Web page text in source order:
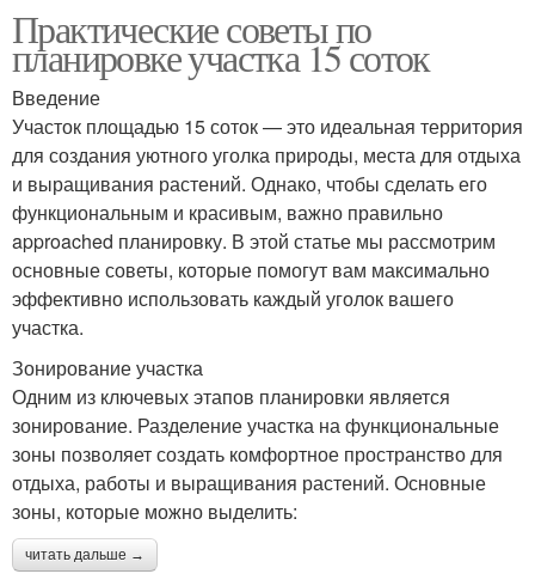
Практические советы по
планировке участка 15 соток
Введение
Участок площадью 15 соток — это идеальная территория
для создания уютного уголка природы, места для отдыха
и выращивания растений. Однако, чтобы сделать его
функциональным и красивым, важно правильно
approached планировку. В этой статье мы рассмотрим
основные советы, которые помогут вам максимально
эффективно использовать каждый уголок вашего
участка.
Зонирование участка
Одним из ключевых этапов планировки является
зонирование. Разделение участка на функциональные
зоны позволяет создать комфортное пространство для
отдыха, работы и выращивания растений. Основные
зоны, которые можно выделить:
читать дальше →